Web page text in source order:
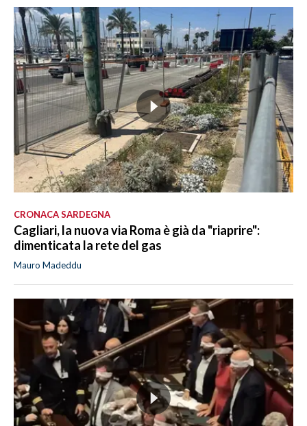
CRONACA SARDEGNA
Cagliari, la nuova via Roma è già da "riaprire":
dimenticata la rete del gas
Mauro Madeddu